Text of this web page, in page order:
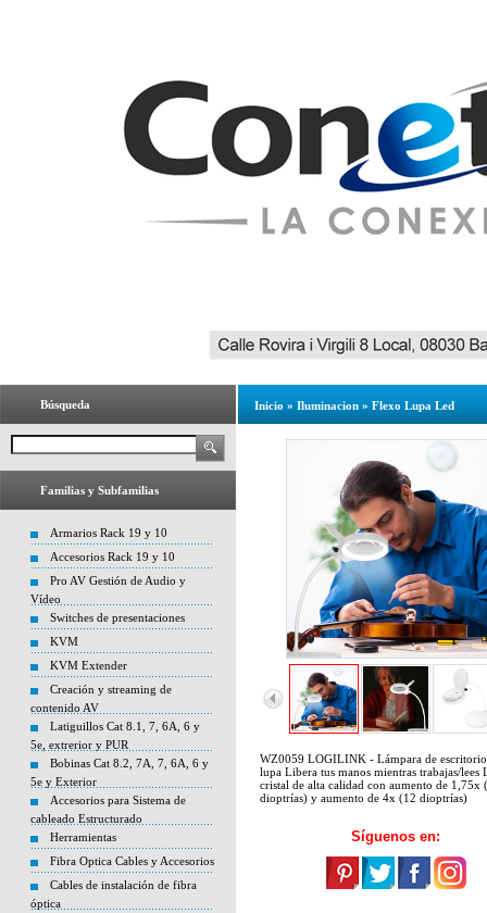
Búsqueda
Familias y Subfamilias
Armarios Rack 19 y 10
Accesorios Rack 19 y 10
Pro AV Gestión de Audio y
Vídeo
Switches de presentaciones
KVM
KVM Extender
Creación y streaming de
contenido AV
Latiguillos Cat 8.1, 7, 6A, 6 y
5e, extrerior y PUR
Bobinas Cat 8.2, 7A, 7, 6A, 6 y
5e y Exterior
Accesorios para Sistema de
cableado Estructurado
Herramientas
Fibra Optica Cables y Accesorios
Cables de instalación de fibra
óptica
Inicio » Iluminacion » Flexo Lupa Led
WZ0059 LOGILINK - Lámpara de
lupa Libera tus manos mientras trabajas/lees
cristal de alta calidad con aumento de 1,75x
dioptrías) y aumento de 4x (12 dioptrías)
Síguenos en: